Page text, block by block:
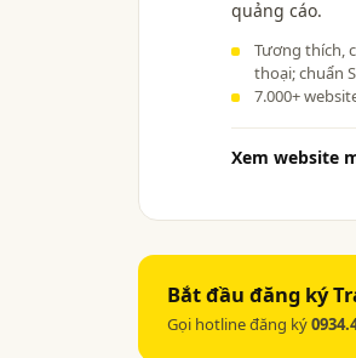
quảng cáo.
Tương thích,
thoại; chuẩn
7.000+
Xem website
Bắt đầu đăng ký
Gọi hotline đăng ký